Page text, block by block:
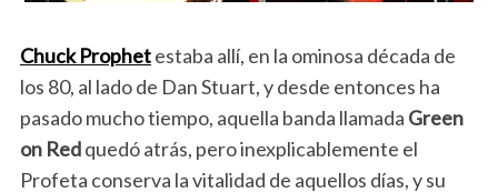
Chuck Prophetestaba allí, en la ominosa década de
los 80, al lado de Dan Stuart, y desde entonces ha
pasado mucho tiempo, aquella banda llamada Green
on Redquedó atrás, pero inexplicablemente el
Profeta conserva la vitalidad de aquellos días, y su